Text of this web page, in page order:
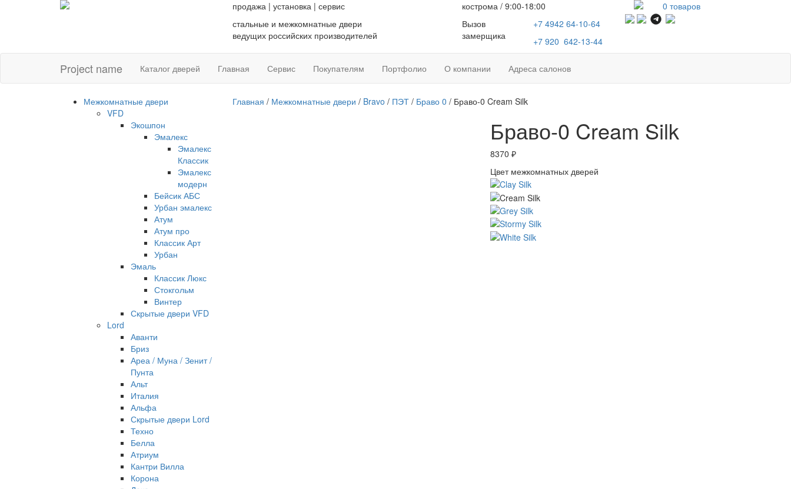
продажа | установка | сервис
стальные и межкомнатные двери
ведущих российских производителей
кострома / 9:00-18:00
Вызов
замерщика
+7 494264-10-64
+7920 642-13-44
0 товаров
Project name Каталог дверей Главная Сервис Покупателям Портфолио О компании Адреса салонов
Межкомнатные двери
VFD
Экошпон
Эмалекс
Эмалекс
Классик
Эмалекс
модерн
Бейсик АБС
Урбан эмалекс
Атум
Атум про
Классик Арт
Урбан
Эмаль
Классик Люкс
Стокгольм
Винтер
Скрытые двери VFD
Lord
Аванти
Бриз
Ареа / Муна / Зенит /
Пунта
Альт
Италия
Альфа
Скрытые двери Lord
Техно
Белла
Атриум
Кантри Вилла
Корона
Главная / Межкомнатные двери / Bravo / ПЭТ/ Браво 0 / Браво-0 Cream Silk
Браво-0 Cream Silk
8370₽
Цвет межкомнатных дверей